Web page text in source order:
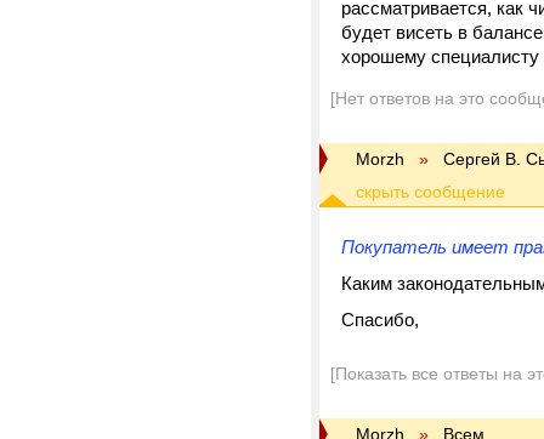
рассматривается, как
будет висеть в
хорошему специалисту
[Нет ответов на это
Morzh » Cергей В.
Покупатель имеет
Каким
Спасибо,
[Показать все ответы на
Morzh » Всем